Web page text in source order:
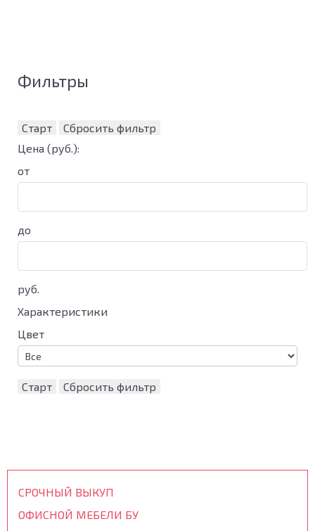
Фильтры
Старт
Сбросить фильтр
Цена (руб.):
от
до
руб.
Характеристики
Цвет
Старт Сбросить фильтр
СРОЧНЫЙ ВЫКУП
ОФИСНОЙ МЕБЕЛИ БУ